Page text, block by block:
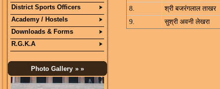
District Sports Officers
Academy / Hostels
Downloads & Forms
R.G.K.A
Photo Gallery » »
8.
श्री बजरंगलाल ताखर
9.
सुश्री अवनी लेखरा